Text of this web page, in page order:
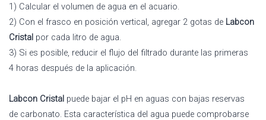
1) Calcular el volumen de agua en el acuario.
2) Con el frasco en posición vertical, agregar 2 gotas de Labcon
Cristal por cada litro de agua.
3) Si es posible, reducir el flujo del filtrado durante las primeras
4 horas después de la aplicación.
Labcon Cristal puede bajar el pH en aguas con bajas reservas
de carbonato. Esta característica del agua puede comprobarse